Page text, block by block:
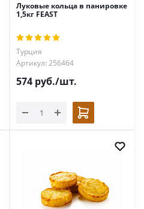
Луковые кольца в панировке
1,5кг FEAST
Турция
Артикул: 256464
574 руб./шт.